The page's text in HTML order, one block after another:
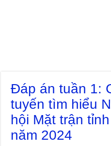
Đáp án tuần 1:
tuyến tìm hiểu
hội Mặt trận
năm 2024